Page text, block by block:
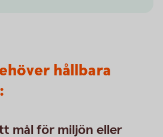
hållbara
mål för miljön eller